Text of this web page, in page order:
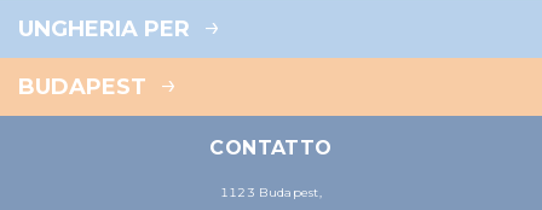
UNGHERIA PER
BUDAPEST
CONTATTO
1123 Budapest,